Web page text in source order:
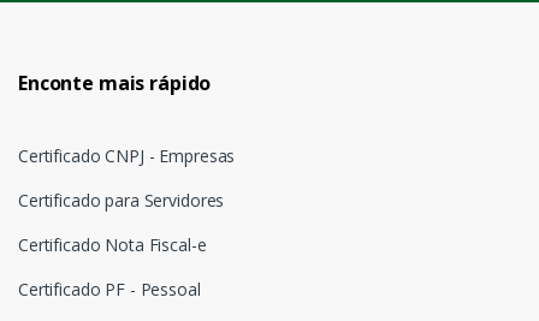
Enconte mais rápido
Certificado CNPJ - Empresas
Certificado para Servidores
Certificado Nota Fiscal-e
Certificado PF - Pessoal